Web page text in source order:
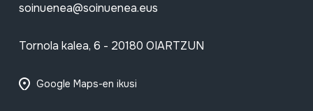
soinuenea@soinuenea.eus
Tornola kalea, 6 - 20180 OIARTZUN
Google Maps-en ikusi